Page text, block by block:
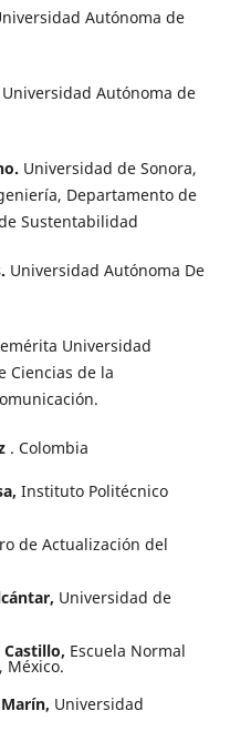
Autónoma de
Universidad Autónoma de
Universidad de Sonora,
Departamento de
Sustentabilidad
Universidad Autónoma De
Universidad
Ciencias de la
. Colombia
Instituto Politécnico
de Actualización del
Universidad de
Escuela Normal
México.
Universidad